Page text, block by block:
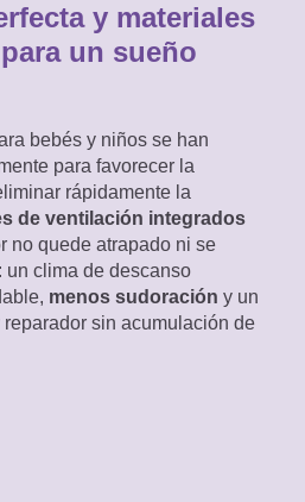
y materiales
un sueño
bebés y niños se han
para favorecer la
rápidamente la
de ventilación integrados
no quede atrapado ni se
un clima de descanso
menos sudoración y un
sin acumulación de